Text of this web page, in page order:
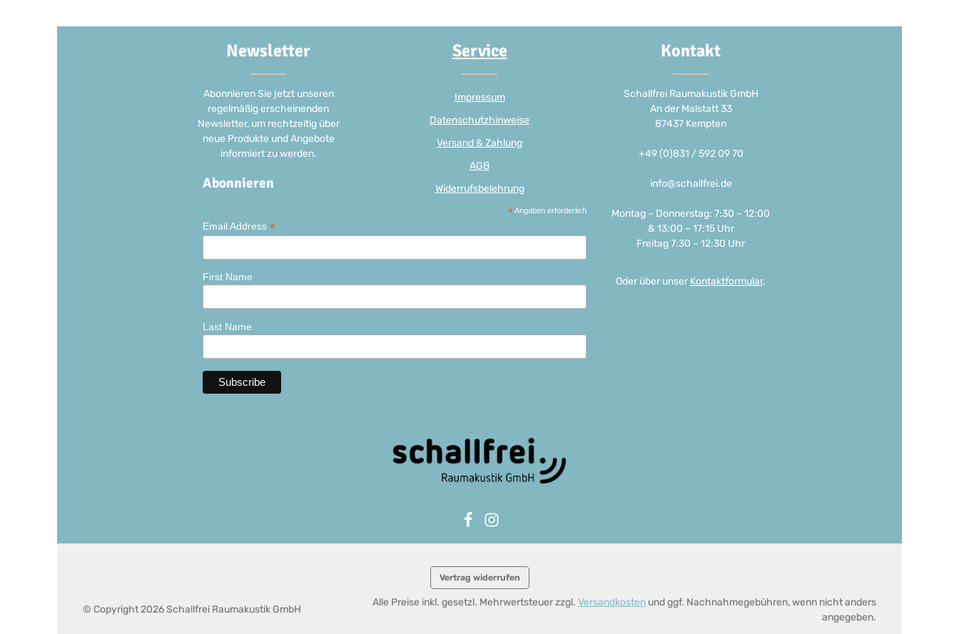
Newsletter
Abonnieren Sie jetzt unseren
regelmäßig erscheinenden
Newsletter, um rechtzeitig über
neue Produkte und Angebote
informiert zu werden.
Abonnieren
* Angaben erforderlich
Email Address *
First Name
Last Name
Service
Impressum
Datenschutzhinweise
Versand & Zahlung
AGB
Widerrufsbelehrung
Kontakt
Schallfrei Raumakustik GmbH
An der Malstatt 33
87437 Kempten
+49 (0)831 / 592 09 70
info@schallfrei.de
Montag – Donnerstag: 7:30 – 12:00
& 13:00 – 17:15 Uhr
Freitag 7:30 – 12:30 Uhr
Oder über unser Kontaktformular.
Vertrag widerrufen
© Copyright 2026 Schallfrei Raumakustik GmbH
Alle Preise inkl. gesetzl. Mehrwertsteuer zzgl. Versandkosten und ggf. Nachnahmegebühren, wenn nicht anders
angegeben.